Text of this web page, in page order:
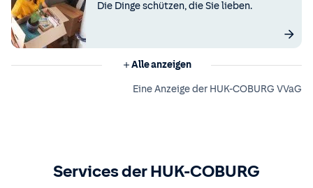
Die Dinge schützen, die Sie lieben.
Alle anzeigen
Eine Anzeige der HUK-COBURG VVaG
Services der HUK-COBURG